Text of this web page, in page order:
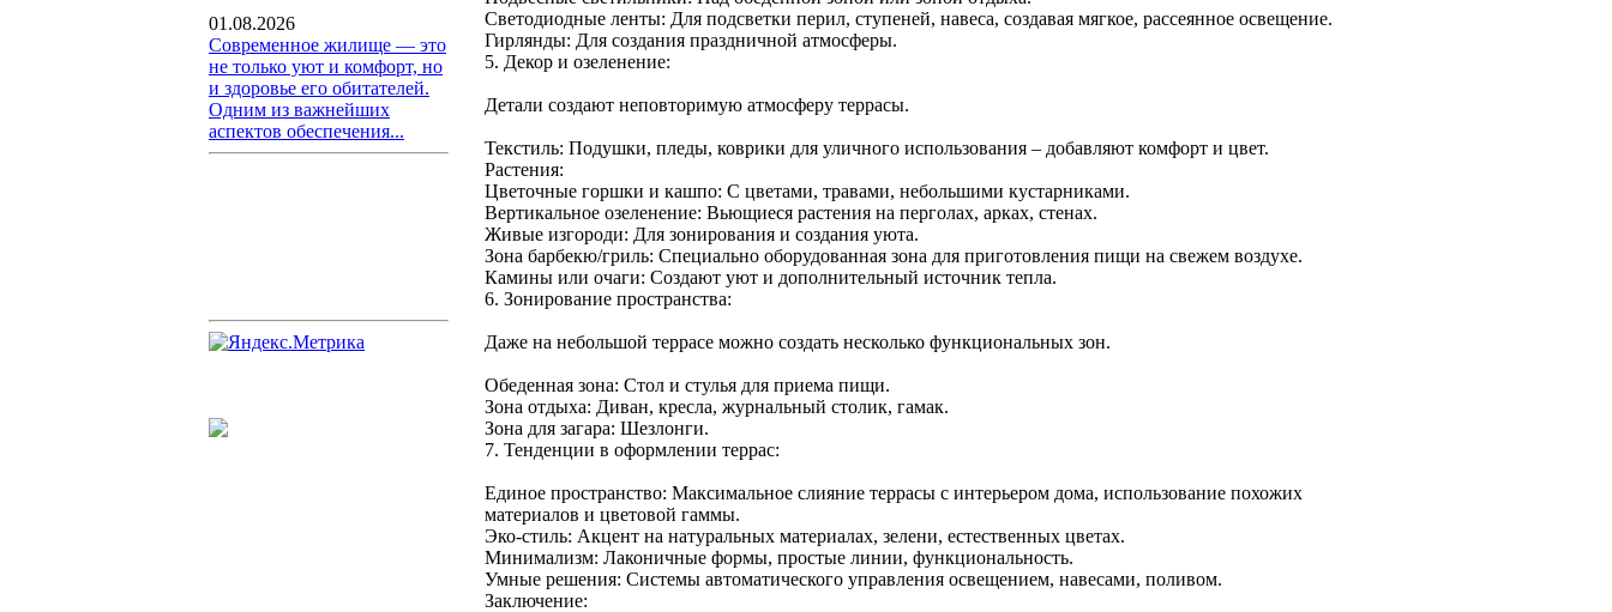
01.08.2026
Современное жилище — это
не только уют и комфорт, но
и здоровье его обитателей.
Одним из важнейших
аспектов обеспечения...
Светодиодные ленты: Для подсветки перил, ступеней, навеса, создавая мягкое, рассеянное освещение.
Гирлянды: Для создания праздничной атмосферы.
5. Декор и озеленение:
Детали создают неповторимую атмосферу террасы.
Текстиль: Подушки, пледы, коврики для уличного использования – добавляют комфорт и цвет.
Растения:
Цветочные горшки и кашпо: С цветами, травами, небольшими кустарниками.
Вертикальное озеленение: Вьющиеся растения на перголах, арках, стенах.
Живые изгороди: Для зонирования и создания уюта.
Зона барбекю/гриль: Специально оборудованная зона для приготовления пищи на свежем воздухе.
Камины или очаги: Создают уют и дополнительный источник тепла.
6. Зонирование пространства:
Даже на небольшой террасе можно создать несколько функциональных зон.
Обеденная зона: Стол и стулья для приема пищи.
Зона отдыха: Диван, кресла, журнальный столик, гамак.
Зона для загара: Шезлонги.
7. Тенденции в оформлении террас:
Единое пространство: Максимальное слияние террасы с интерьером дома, использование похожих
материалов и цветовой гаммы.
Эко-стиль: Акцент на натуральных материалах, зелени, естественных цветах.
Минимализм: Лаконичные формы, простые линии, функциональность.
Умные решения: Системы автоматического управления освещением, навесами, поливом.
Заключение: